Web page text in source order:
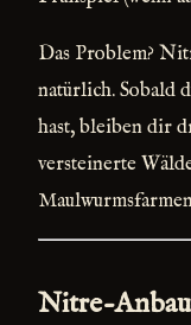
Das Problem?
natürlich. Sobald
hast, bleiben dir
versteinerte
Nitre-